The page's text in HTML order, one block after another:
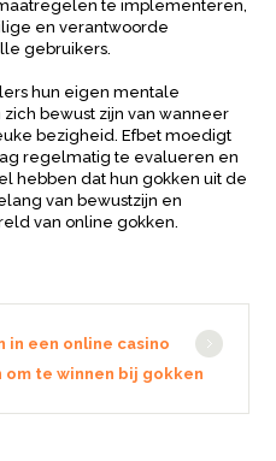
te implementeren,
en verantwoorde
gebruikers.
hun eigen mentale
bewust zijn van wanneer
bezigheid. Efbet moedigt
regelmatig te evalueren en
hebben dat hun gokken uit de
van bewustzijn en
van online gokken.
in een online casino
te winnen bij gokken